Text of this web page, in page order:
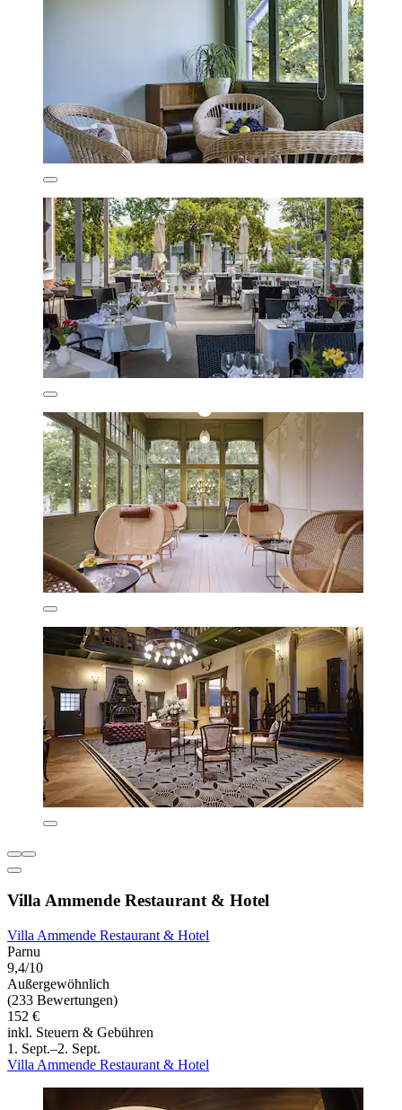
Villa Ammende Restaurant & Hotel
Villa Ammende Restaurant & Hotel
Parnu
9,4/10
Außergewöhnlich
(233 Bewertungen)
152 €
inkl. Steuern & Gebühren
1. Sept.–2. Sept.
Villa Ammende Restaurant & Hotel